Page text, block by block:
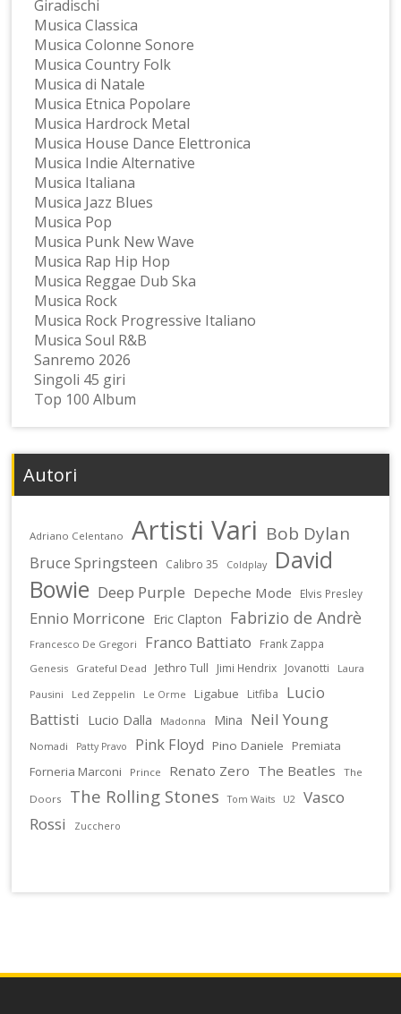
Giradischi
Musica Classica
Musica Colonne Sonore
Musica Country Folk
Musica di Natale
Musica Etnica Popolare
Musica Hardrock Metal
Musica House Dance Elettronica
Musica Indie Alternative
Musica Italiana
Musica Jazz Blues
Musica Pop
Musica Punk New Wave
Musica Rap Hip Hop
Musica Reggae Dub Ska
Musica Rock
Musica Rock Progressive Italiano
Musica Soul R&B
Sanremo 2026
Singoli 45 giri
Top 100 Album
Autori
Adriano Celentano Artisti Vari Bob Dylan
Bruce Springsteen Calibro 35 Coldplay
David
Bowie Deep Purple Depeche Mode Elvis Presley
Ennio Morricone Eric Clapton Fabrizio de Andrè
Francesco De Gregori Franco Battiato Frank Zappa
Genesis Grateful Dead Jethro Tull Jimi Hendrix Jovanotti
Laura
Pausini
Led Zeppelin Le Orme Ligabue Litfiba
Lucio
Battisti
Lucio Dalla Madonna Mina Neil Young
Nomadi Patty Pravo Pink Floyd Pino Daniele
Premiata
Forneria Marconi
Prince Renato Zero The Beatles
The
Doors
The Rolling Stones Tom Waits U2
Vasco
Rossi
Zucchero